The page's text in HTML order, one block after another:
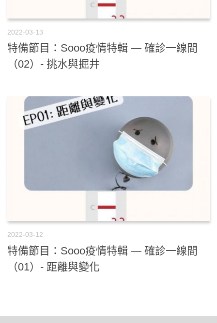
2022-03-13
特備節目：Sooo疫情特輯 — 確診一線間
（02）- 挑水與掘井
2022-03-12
特備節目：Sooo疫情特輯 — 確診一線間
（01）- 距離與變化